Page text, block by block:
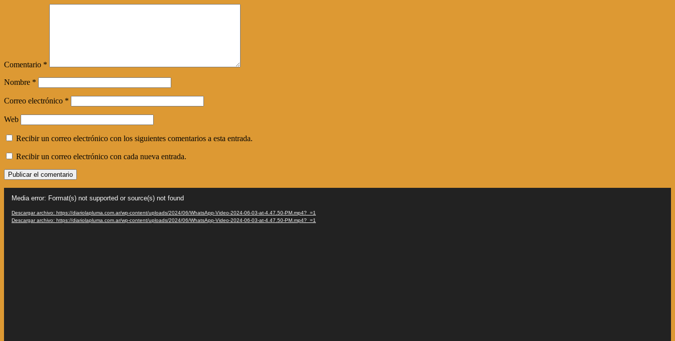
Comentario *
Nombre *
Correo electrónico *
Web
Recibir un correo electrónico con los siguientes comentarios a esta entrada.
Recibir un correo electrónico con cada nueva entrada.
vídeo
Media error: Format(s) not supported or source(s) not found
Descargar archivo: https://diariolapluma.com.ar/wp-content/uploads/2024/06/WhatsApp-Video-2024-06-03-at-4.47.50-PM.mp4?_=1
Descargar archivo: https://diariolapluma.com.ar/wp-content/uploads/2024/06/WhatsApp-Video-2024-06-03-at-4.47.50-PM.mp4?_=1